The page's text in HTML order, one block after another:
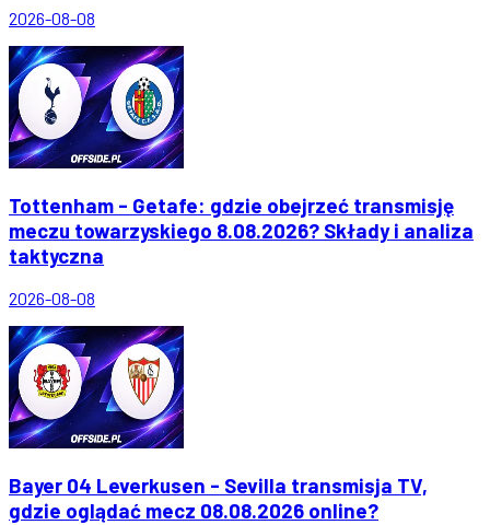
2026-08-08
Tottenham - Getafe: gdzie obejrzeć transmisję
meczu towarzyskiego 8.08.2026? Składy i analiza
taktyczna
2026-08-08
Bayer 04 Leverkusen - Sevilla transmisja TV,
gdzie oglądać mecz 08.08.2026 online?